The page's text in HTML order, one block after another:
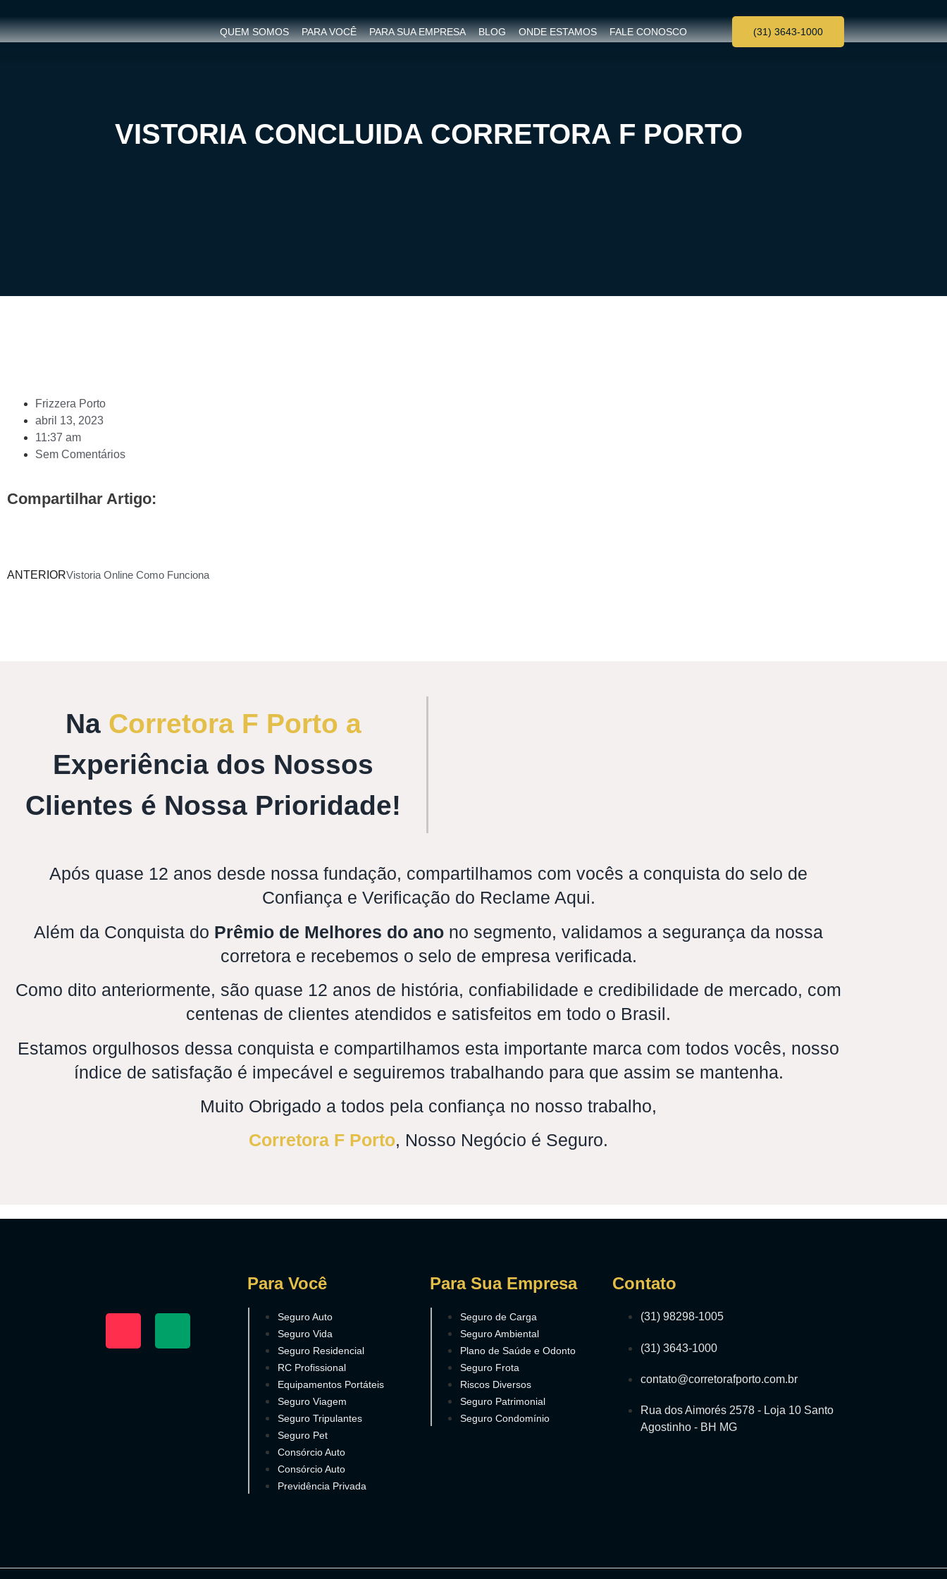
QUEM SOMOS PARA VOCÊ PARA SUA EMPRESA BLOG ONDE ESTAMOS FALE CONOSCO (31) 3643-1000
VISTORIA CONCLUIDA CORRETORA F PORTO
Frizzera Porto
abril 13, 2023
11:37 am
Sem Comentários
Compartilhar Artigo:
ANTERIORVistoria Online Como Funciona
Na Corretora F Porto a
Experiência dos Nossos
Clientes é Nossa Prioridade!
Após quase 12 anos desde nossa fundação, compartilhamos com vocês a conquista do selo de
Confiança e Verificação do Reclame Aqui.
Além da Conquista do Prêmio de Melhores do ano no segmento, validamos a segurança da nossa
corretora e recebemos o selo de empresa verificada.
Como dito anteriormente, são quase 12 anos de história, confiabilidade e credibilidade de mercado, com
centenas de clientes atendidos e satisfeitos em todo o Brasil.
Estamos orgulhosos dessa conquista e compartilhamos esta importante marca com todos vocês, nosso
índice de satisfação é impecável e seguiremos trabalhando para que assim se mantenha.
Muito Obrigado a todos pela confiança no nosso trabalho,
Corretora F Porto, Nosso Negócio é Seguro.
Para Você
Seguro Auto
Seguro Vida
Seguro Residencial
RC Profissional
Equipamentos Portáteis
Seguro Viagem
Seguro Tripulantes
Seguro Pet
Consórcio Auto
Consórcio Auto
Previdência Privada
Para Sua Empresa
Seguro de Carga
Seguro Ambiental
Plano de Saúde e Odonto
Seguro Frota
Riscos Diversos
Seguro Patrimonial
Seguro Condomínio
Contato
(31) 98298-1005
(31) 3643-1000
contato@corretorafporto.com.br
Rua dos Aimorés 2578 - Loja 10 Santo
Agostinho - BH MG